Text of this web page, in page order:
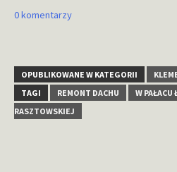
0 komentarzy
OPUBLIKOWANE W KATEGORII
TAGI
REMONT DACHU W PAŁACU
RASZTOWSKIEJ